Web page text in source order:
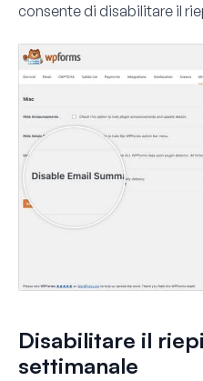
consente di disabilitare il
Disabilitare il
settimanale